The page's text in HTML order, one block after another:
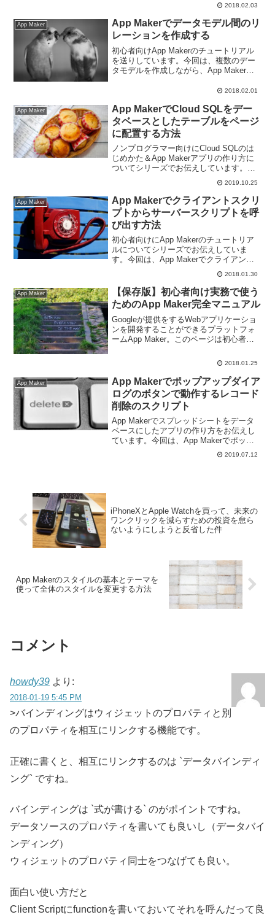
ースとしたテーブルの設置方法です。
2018.02.03
App Maker
App Makerでデータモデル間のリ
レーションを作成する
初心者向けApp Makerのチュートリアル
を送りしています。今回は、複数のデー
タモデルを作成しながら、App Makerの
ル間のリレーションを作成する方法につ
2018.02.01
App Maker
App MakerでCloud SQLをデー
タベースとしたテーブルをページ
に配置する方法
ノンプログラマー向けにCloud SQLのは
じめかた＆App Makerアプリの作り方に
ついてシリーズでお伝えしています。今
回は、App Makerでテーブルをページに
配置する方法をお伝えします。
2019.10.25
App Maker
App Makerでクライアントスクリ
プトからサーバースクリプトを呼
び出す方法
初心者向けにApp Makerのチュートリア
ルについてシリーズでお伝えしていま
す。今回は、App Makerでクライアント
スクリプトからサーバースクリプトを呼
び出す方法です。非同期通信の理解がポ
イントですよ～。
2018.01.30
App Maker
【保存版】初心者向け実務で使う
ためのApp Maker完全マニュアル
Googleが提供をするWebアプリケーショ
ンを開発することができるプラットフォ
ームApp Maker。このページは初心者が
作れるようになるためのまとめ記事で
2018.01.25
App Maker
App Makerでポップアップダイア
ログのボタンで動作するレコード
削除のスクリプト
App Makerでスプレッドシートをデータ
ベースにしたアプリの作り方をお伝えし
ています。今回は、App Makerでポップ
アップダイアログのボタンで動作するレ
コード削除のスクリプトを紹介していき
2019.07.12
iPhoneXとApple Watchを買って、未来の
ワンクリックを減らすための投資を怠ら
ないようにしようと反省した件
App Makerのスタイルの基本とテーマを
使って全体のスタイルを変更する方法
コメント
howdy39 より:
2018-01-19 5:45 PM
>バインディングはウィジェットのプロパティと別
のプロパティを相互にリンクする機能です。
正確に書くと、相互にリンクするのは `データバインディ
ング` ですね。
バインディングは `式が書ける` のがポイントですね。
データソースのプロパティを書いても良いし（データバイ
ンディング）
ウィジェットのプロパティ同士をつなげても良い。
面白い使い方だと
Client Scriptにfunctionを書いておいてそれを呼んだって良